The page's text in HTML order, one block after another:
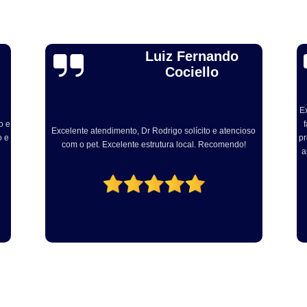
Odontologia Pet
Ozonioterapia
Ozonioterapia para Cachorro Campinas
Ozonioterapia para Cães
Ozonioterapia
Veterinário
Veterinário 24 Horas
Alexandre Toebe
Gadelha
profissional. Centro cirúrgico bem equipado e com vários
aparelhos modernos para realização dos procedimento